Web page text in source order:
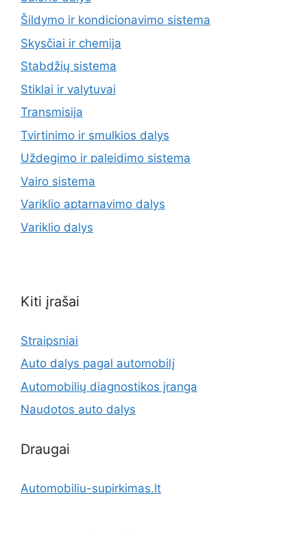
Šildymo ir kondicionavimo sistema
Skysčiai ir chemija
Stabdžių sistema
Stiklai ir valytuvai
Transmisija
Tvirtinimo ir smulkios dalys
Uždegimo ir paleidimo sistema
Vairo sistema
Variklio aptarnavimo dalys
Variklio dalys
Kiti įrašai
Straipsniai
Auto dalys pagal automobilį
Automobilių diagnostikos įranga
Naudotos auto dalys
Draugai
Automobiliu-supirkimas.lt